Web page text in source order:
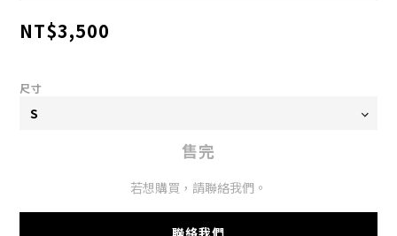
NT$3,500
尺寸
售完
若想購買，請聯絡我們。